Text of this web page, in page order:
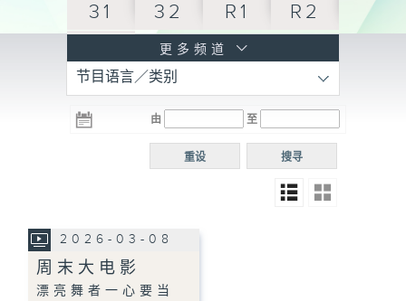
31 32 R1 R2
R3
电台 电台
R5
电台
普通
更多频道
节目语言／类别
由 至
搜寻
重设
2026-03-08
周末大电影
漂亮舞者一心要当